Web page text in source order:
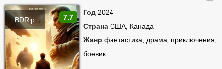
7.7
BDRip
Год 2024
Страна США, Канада
Жанр фантастика, драма, приключения,
боевик